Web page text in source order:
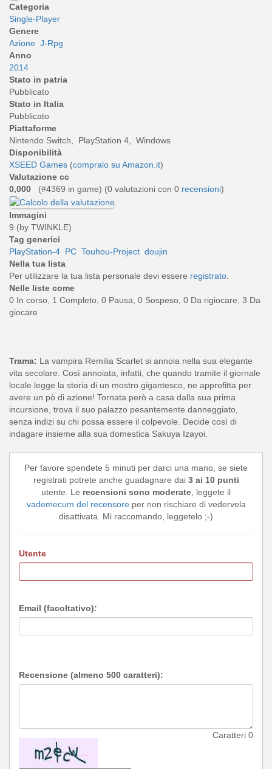
Categoria
Single-Player
Genere
Azione J-Rpg
Anno
2014
Stato in patria
Pubblicato
Stato in Italia
Pubblicato
Piattaforme
Nintendo Switch, PlayStation 4, Windows
Disponibilità
XSEED Games (compralo su Amazon.it)
Valutazione cc
0,000
(#4369 in game) (0 valutazioni con 0 recensioni)
Immagini
9 (by TWINKLE)
Tag generici
PlayStation-4 PC Touhou-Project doujin
Nella tua lista
Per utilizzare la tua lista personale devi essere registrato
Nelle liste come
0 In corso, 1 Completo, 0 Pausa, 0 Sospeso, 0 Da rigiocare, 3 Da
giocare
Trama: La vampira Remilia Scarlet si annoia nella sua elegante
vita secolare. Così annoiata, infatti, che quando tramite il giornale
locale legge la storia di un mostro gigantesco, ne approfitta per
avere un pò di azione! Tornata però a casa dalla sua prima
incursione, trova il suo palazzo pesantemente danneggiato,
senza indizi su chi possa essere il colpevole. Decide così di
indagare insieme alla sua domestica Sakuya Izayoi.
Per favore spendete 5 minuti per darci una mano, se siete
registrati potrete anche guadagnare dai 3 ai 10 punti
utente. Le recensioni sono moderate , leggete il
vademecum del recensoreper non rischiare di vedervela
disattivata. Mi raccomando, leggetelo ;-)
Utente
Email (facoltativo):
Recensione (almeno 500 caratteri):
Caratteri 0